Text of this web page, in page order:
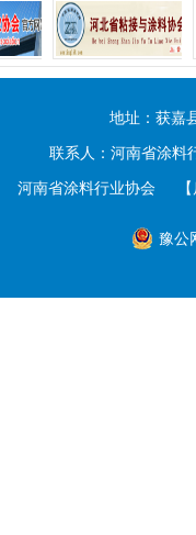
地址：获嘉
联系人：河南省涂
河南省涂料行业协会
豫公